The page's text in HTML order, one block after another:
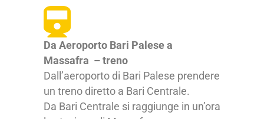
Da Aeroporto Bari Palese a
Massafra – treno
Dall’aeroporto di Bari Palese prendere
un treno diretto a Bari Centrale.
Da Bari Centrale si raggiunge in un’ora